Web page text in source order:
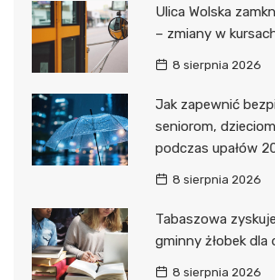
Ulica Wolska
– zmiany w
8 sierpnia 2026
Jak zapewnić
seniorom,
podczas upałów
8 sierpnia 2026
Tabaszowa
gminny żłobek dla
8 sierpnia 2026